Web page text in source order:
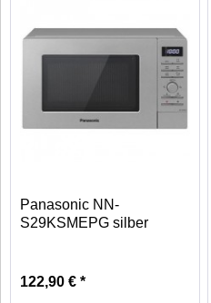
Panasonic NN-
S29KSMEPG silber
122,90 € *